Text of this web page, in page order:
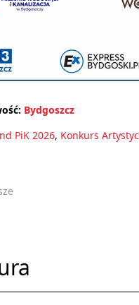
Bydgoszcz
PiK 2026, Konkurs